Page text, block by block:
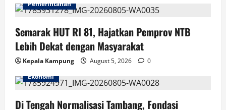
o
n
Pemerintahan
Semarak HUT RI 81, Hajatkan Pemprov NTB
Lebih Dekat dengan Masyarakat
Kepala Kampung August 5, 2026
0
Ekonomi
Di Tengah Normalisasi Tambang, Fondasi